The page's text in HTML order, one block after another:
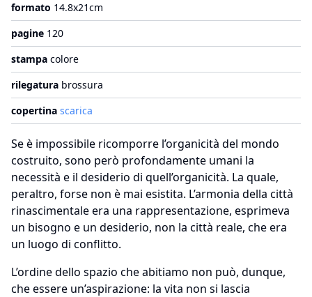
formato 14.8x21cm
pagine 120
stampa colore
rilegatura brossura
copertina scarica
Se è impossibile ricomporre l’organicità del mondo
costruito, sono però profondamente umani la
necessità e il desiderio di quell’organicità. La quale,
peraltro, forse non è mai esistita. L’armonia della città
rinascimentale era una rappresentazione, esprimeva
un bisogno e un desiderio, non la città reale, che era
un luogo di conflitto.
L’ordine dello spazio che abitiamo non può, dunque,
che essere un’aspirazione: la vita non si lascia